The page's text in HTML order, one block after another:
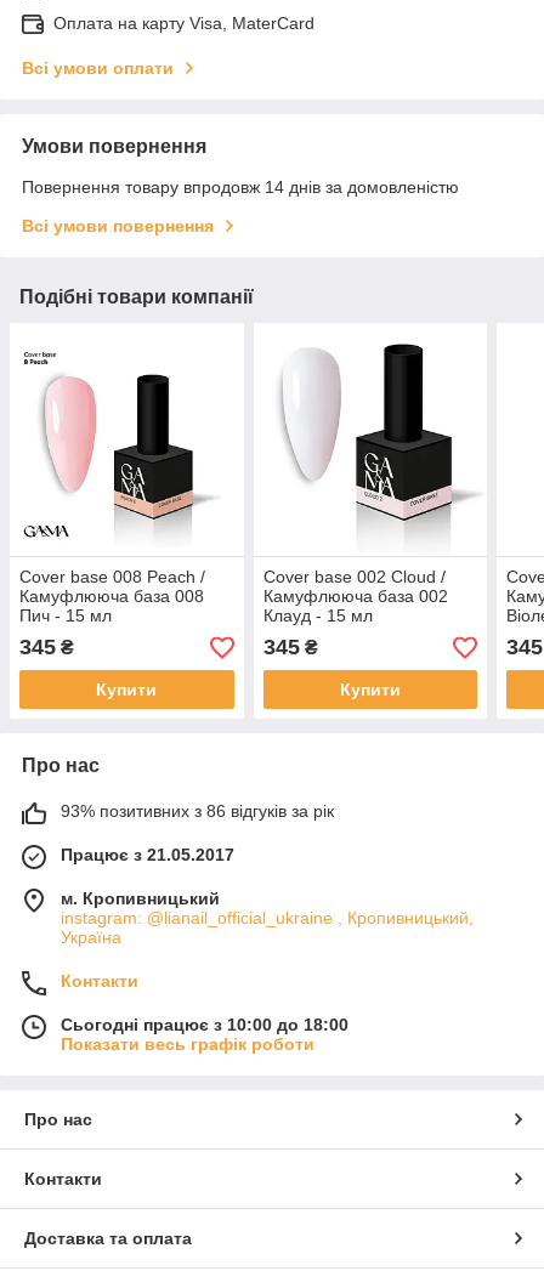
Оплата на карту Visa, MaterCard
Всі умови оплати
Умови повернення
Повернення товару впродовж 14 днів за домовленістю
Всі умови повернення
Подібні товари компанії
Cover base 008 Peach /
Камуфлююча база 008
Пич - 15 мл
345 ₴
Купити
Cover base 002 Cloud /
Камуфлююча база 002
Клауд - 15 мл
345₴
Купити
345
Про нас
93% позитивних з 86 відгуків за рік
Працює з 21.05.2017
м. Кропивницький
instagram: @lianail_official_ukraine , Кропивницький,
Україна
Контакти
Сьогодні працює з 10:00 до 18:00
Показати весь графік роботи
Про нас
Контакти
Доставка та оплата